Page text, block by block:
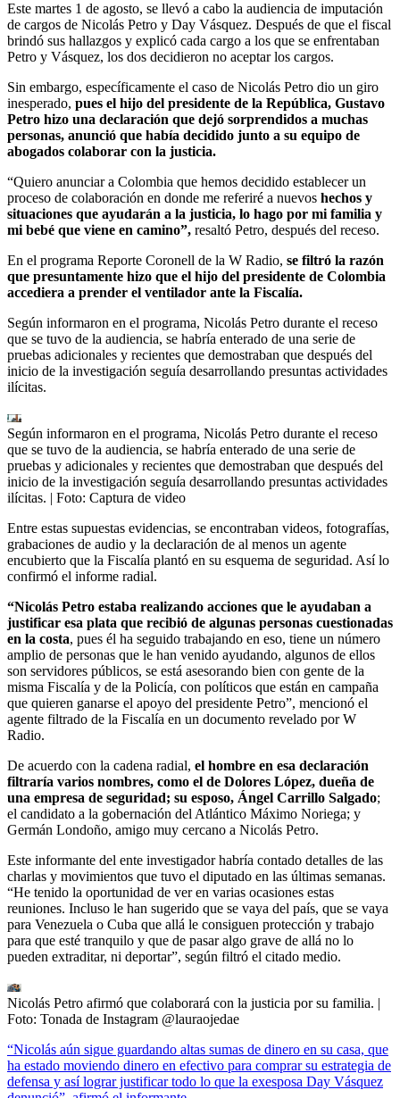
Este martes 1 de agosto, se llevó a cabo la audiencia de imputación
de cargos de Nicolás Petro y Day Vásquez. Después de que el fiscal
brindó sus hallazgos y explicó cada cargo a los que se enfrentaban
Petro y Vásquez, los dos decidieron no aceptar los cargos.
Sin embargo, específicamente el caso de Nicolás Petro dio un giro
inesperado, pues el hijo del presidente de la República, Gustavo
Petro hizo una declaración que dejó sorprendidos a muchas
personas, anunció que había decidido junto a su equipo de
abogados colaborar con la justicia.
“Quiero anunciar a Colombia que hemos decidido establecer un
proceso de colaboración en donde me referiré a nuevos hechos y
situaciones que ayudarán a la justicia, lo hago por mi familia y
mi bebé que viene en camino”, resaltó Petro, después del receso.
En el programa Reporte Coronell de la W Radio, se filtró la razón
que presuntamente hizo que el hijo del presidente de Colombia
accediera a prender el ventilador ante la Fiscalía.
Según informaron en el programa, Nicolás Petro durante el receso
que se tuvo de la audiencia, se habría enterado de una serie de
pruebas adicionales y recientes que demostraban que después del
inicio de la investigación seguía desarrollando presuntas actividades
ilícitas.
Según informaron en el programa, Nicolás Petro durante el receso
que se tuvo de la audiencia, se habría enterado de una serie de
pruebas y adicionales y recientes que demostraban que después del
inicio de la investigación seguía desarrollando presuntas actividades
ilícitas. | Foto: Captura de video
Entre estas supuestas evidencias, se encontraban videos, fotografías,
grabaciones de audio y la declaración de al menos un agente
encubierto que la Fiscalía plantó en su esquema de seguridad. Así lo
confirmó el informe radial.
“Nicolás Petro estaba realizando acciones que le ayudaban a
justificar esa plata que recibió de algunas personas cuestionadas
en la costa, pues él ha seguido trabajando en eso, tiene un número
amplio de personas que le han venido ayudando, algunos de ellos
son servidores públicos, se está asesorando bien con gente de la
misma Fiscalía y de la Policía, con políticos que están en campaña
que quieren ganarse el apoyo del presidente Petro”, mencionó el
agente filtrado de la Fiscalía en un documento revelado por W
Radio.
De acuerdo con la cadena radial, el hombre en esa declaración
filtraría varios nombres, como el de Dolores López, dueña de
una empresa de seguridad; su esposo, Ángel Carrillo Salgado;
el candidato a la gobernación del Atlántico Máximo Noriega; y
Germán Londoño, amigo muy cercano a Nicolás Petro.
Este informante del ente investigador habría contado detalles de las
charlas y movimientos que tuvo el diputado en las últimas semanas.
“He tenido la oportunidad de ver en varias ocasiones estas
reuniones. Incluso le han sugerido que se vaya del país, que se vaya
para Venezuela o Cuba que allá le consiguen protección y trabajo
para que esté tranquilo y que de pasar algo grave de allá no lo
pueden extraditar, ni deportar”, según filtró el citado medio.
Nicolás Petro afirmó que colaborará con la justicia por su familia. |
Foto: Tonada de Instagram @lauraojedae
“Nicolás aún sigue guardando altas sumas de dinero en su casa, que
ha estado moviendo dinero en efectivo para comprar su estrategia de
defensa y así lograr justificar todo lo que la exesposa Day Vásquez